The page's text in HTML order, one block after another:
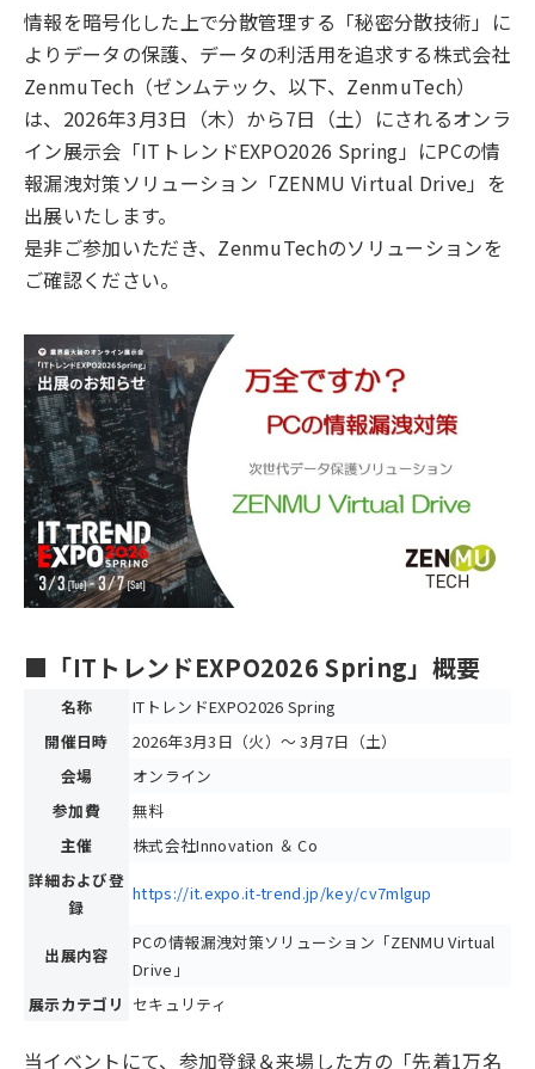
情報を暗号化した上で分散管理する「秘密分散技術」に
よりデータの保護、データの利活用を追求する株式会社
ZenmuTech（ゼンムテック、以下、ZenmuTech）
は、2026年3月3日（木）から7日（土）にされるオンラ
イン展示会「ITトレンドEXPO2026 Spring」にPCの情
報漏洩対策ソリューション「ZENMU Virtual Drive」を
出展いたします。
是非ご参加いただき、ZenmuTechのソリューションを
ご確認ください。
■「ITトレンドEXPO2026 Spring」概要
名称
ITトレンドEXPO2026 Spring
開催日時
2026年3月3日（火）〜 3月7日（土）
会場
オンライン
参加費
無料
主催
株式会社Innovation ＆ Co
詳細および登
録
https://it.expo.it-trend.jp/key/cv7mlgup
出展内容
PCの情報漏洩対策ソリューション「ZENMU Virtual
Drive」
展示カテゴリ セキュリティ
当イベントにて、参加登録＆来場した方の「先着1万名